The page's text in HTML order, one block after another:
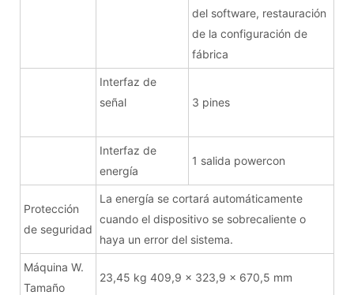
del software, restauración
de la configuración de
fábrica
Interfaz de
señal
3 pines
Interfaz de
energía
1 salida powercon
Protección
de seguridad
La energía se cortará automáticamente
cuando el dispositivo se sobrecaliente o
haya un error del sistema.
Máquina W.
Tamaño
23,45 kg 409,9 x 323,9 x 670,5 mm